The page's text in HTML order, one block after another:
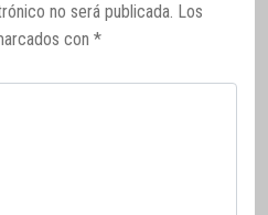
no será publicada. Los
con *